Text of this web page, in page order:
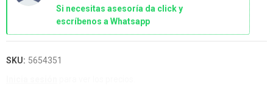
Si necesitas asesoría da click y
escríbenos a Whatsapp
SKU: 5654351